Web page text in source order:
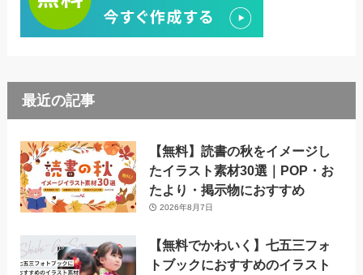
最近の記事
【無料】読書の秋をイメージし
たイラスト素材30選｜POP・お
たより・掲示物におすすめ
2026年8月7日
【無料でかわいく】七五三フォ
トブックにおすすめのイラスト